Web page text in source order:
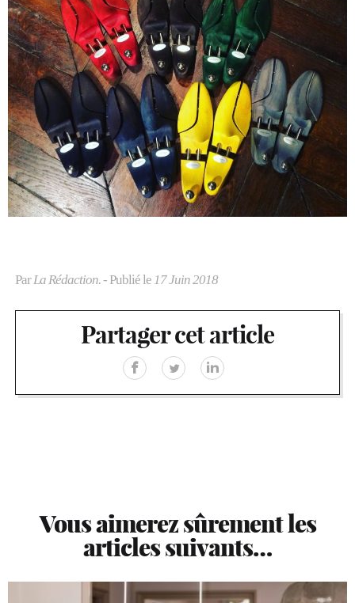
ParLa Rédaction.- Publié le 17 Juin 2018
Partager cet article
Vous aimerez sûrement les
articles suivants…